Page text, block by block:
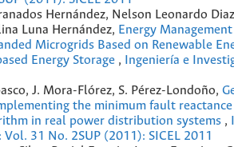
Hernández, Nelson Leonardo
Luna Hernández, Energy
Microgrids Based on Renewable
Energy Storage ,
Ingeniería e
J. Mora-Flórez, S. Pérez-Londoño,
the minimum fault
in real power distribution systems ,
Vol. 31 No. 2SUP (2011): SICEL 2011